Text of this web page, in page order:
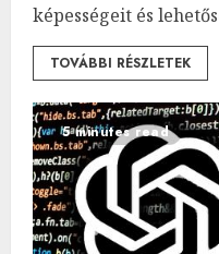
képességeit és
TOVÁBBI RÉSZLETEK
5 minutes read